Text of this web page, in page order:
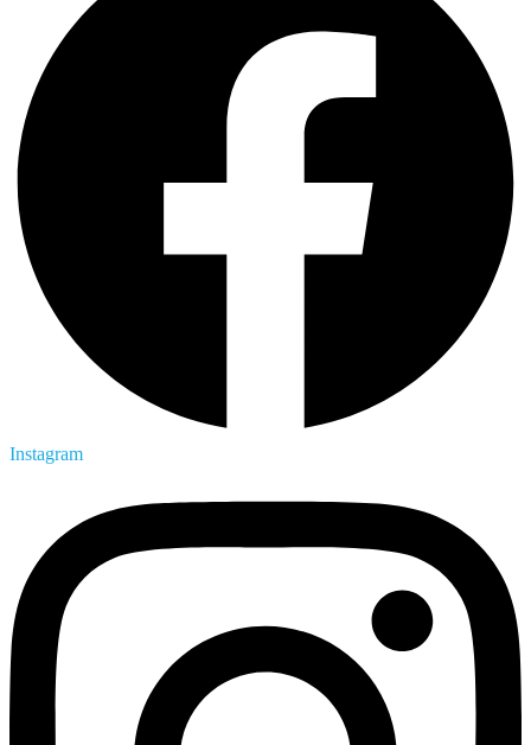
Instagram